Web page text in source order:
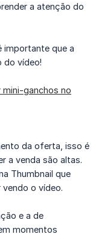
a atenção do
importante que a
do vídeo!
ganchos no
da oferta, isso é
a venda são altas.
Thumbnail que
o vídeo.
e a de
momentos